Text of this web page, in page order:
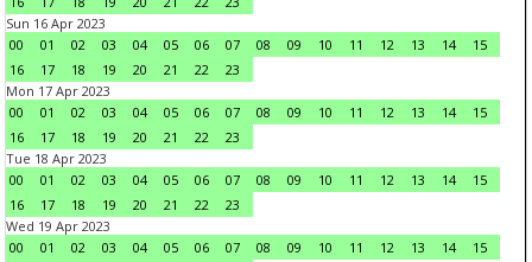
Sun 16 Apr 2023
00
01 02 03 04 05 06 07 08 09 10 11 12 13 14
15
16
17 18 19 20 21 22
23
Mon 17 Apr 2023
00
01 02 03 04 05 06 07 08 09 10 11 12 13 14
15
16
17 18 19 20 21 22
23
Tue 18 Apr 2023
00
01 02 03 04 05 06 07 08 09 10 11 12 13 14
15
16
17 18 19 20 21 22
23
Wed 19 Apr 2023
00
01 02 03 04 05 06 07 08 09 10 11 12 13 14
15